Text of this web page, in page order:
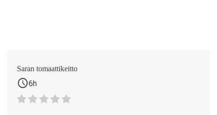
Saran tomaattikeitto
schedule6h